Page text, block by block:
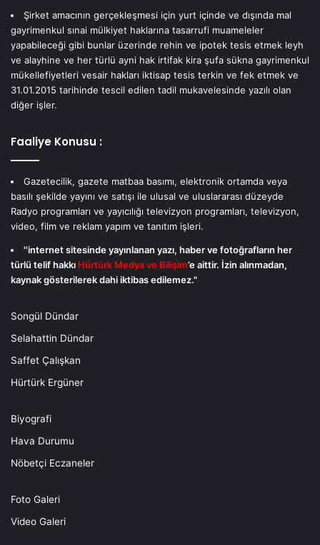
Şirket amacının gerçekleşmesi için yurt içinde ve dışında mal
gayrimenkul sınai mülkiyet haklarına tasarrufi muameleler
yapabileceği gibi bunlar üzerinde rehin ve ipotek tesis etmek leyh
ve alayhine ve her türlü ayni hak irtifak kira şufa sükna gayrimenkul
mükellefiyetleri vesair hakları iktisap tesis terkin ve fek etmek ve
31.01.2015 tarihinde tescil edilen tadil mukavelesinde yazılı olan
diğer işler.
Faaliye Konusu :
Gazetecilik, gazete matbaa basımı, elektronik ortamda veya
basılı şekilde yayını ve satışı ile ulusal ve uluslararası düzeyde
Radyo programları ve yayıcılığı televizyon programları, televizyon,
video, film ve reklam yapım ve tanıtım işleri.
''internet sitesinde yayınlanan yazı, haber ve fotoğrafların her
türlü telif hakkı Hürtürk Medya ve Bilişim’e aittir. İzin alınmadan,
kaynak gösterilerek dahi iktibas edilemez."
Songül Dündar
Selahattin Dündar
Saffet Çalışkan
Hürtürk Ergüner
Biyografi
Hava Durumu
Nöbetçi Eczaneler
Foto Galeri
Video Galeri